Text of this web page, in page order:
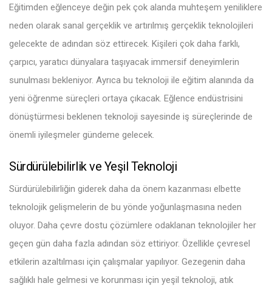
Eğitimden eğlenceye değin pek çok alanda muhteşem yeniliklere
neden olarak sanal gerçeklik ve artırılmış gerçeklik teknolojileri
gelecekte de adından söz ettirecek. Kişileri çok daha farklı,
çarpıcı, yaratıcı dünyalara taşıyacak immersif deneyimlerin
sunulması bekleniyor. Ayrıca bu teknoloji ile eğitim alanında da
yeni öğrenme süreçleri ortaya çıkacak. Eğlence endüstrisini
dönüştürmesi beklenen teknoloji sayesinde iş süreçlerinde de
önemli iyileşmeler gündeme gelecek.
Sürdürülebilirlik ve Yeşil Teknoloji
Sürdürülebilirliğin giderek daha da önem kazanması elbette
teknolojik gelişmelerin de bu yönde yoğunlaşmasına neden
oluyor. Daha çevre dostu çözümlere odaklanan teknolojiler her
geçen gün daha fazla adından söz ettiriyor. Özellikle çevresel
etkilerin azaltılması için çalışmalar yapılıyor. Gezegenin daha
sağlıklı hale gelmesi ve korunması için yeşil teknoloji, atık